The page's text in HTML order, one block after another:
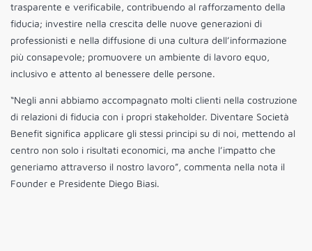
trasparente e verificabile, contribuendo al rafforzamento della
fiducia; investire nella crescita delle nuove generazioni di
professionisti e nella diffusione di una cultura dell’informazione
più consapevole; promuovere un ambiente di lavoro equo,
inclusivo e attento al benessere delle persone.
“Negli anni abbiamo accompagnato molti clienti nella costruzione
di relazioni di fiducia con i propri stakeholder. Diventare Società
Benefit significa applicare gli stessi principi su di noi, mettendo al
centro non solo i risultati economici, ma anche l’impatto che
generiamo attraverso il nostro lavoro”, commenta nella nota il
Founder e Presidente Diego Biasi.